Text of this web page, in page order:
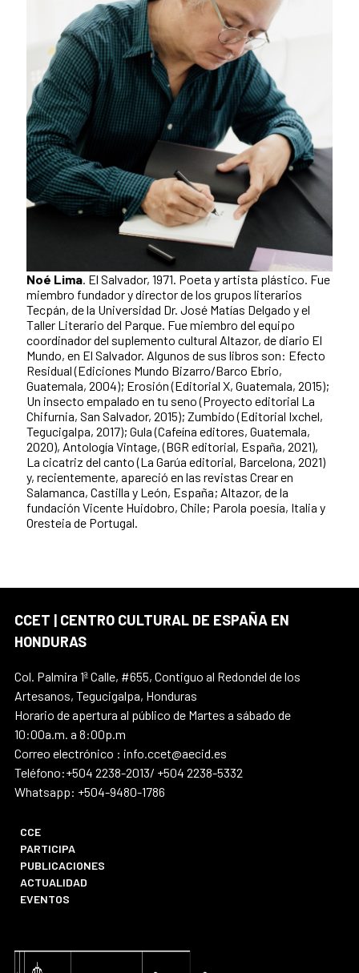
Noé Lima. El Salvador, 1971. Poeta y artista plástico. Fue
miembro fundador y director de los grupos literarios
Tecpán, de la Universidad Dr. José Matías Delgado y el
Taller Literario del Parque. Fue miembro del equipo
coordinador del suplemento cultural Altazor, de diario El
Mundo, en El Salvador. Algunos de sus libros son: Efecto
Residual (Ediciones Mundo Bizarro/Barco Ebrio,
Guatemala, 2004); Erosión (Editorial X, Guatemala, 2015);
Un insecto empalado en tu seno (Proyecto editorial La
Chifurnia, San Salvador, 2015); Zumbido (Editorial Ixchel,
Tegucigalpa, 2017); Gula (Cafeína editores, Guatemala,
2020), Antología Vintage, (BGR editorial, España, 2021),
La cicatriz del canto (La Garúa editorial, Barcelona, 2021)
y, recientemente, apareció en las revistas Crear en
Salamanca, Castilla y León, España; Altazor, de la
fundación Vicente Huidobro, Chile; Parola poesía, Italia y
Oresteia de Portugal.
CCET | CENTRO CULTURAL DE ESPAÑA EN
HONDURAS
Col. Palmira 1ª Calle, #655, Contiguo al Redondel de los
Artesanos, Tegucigalpa, Honduras
Horario de apertura al público de Martes a sábado de
10:00a.m. a 8:00p.m
Correo electrónico : info.ccet@aecid.es
Teléfono:+504 2238-2013/ +504 2238-5332
Whatsapp: +504-9480-1786
CCE
PARTICIPA
PUBLICACIONES
ACTUALIDAD
EVENTOS